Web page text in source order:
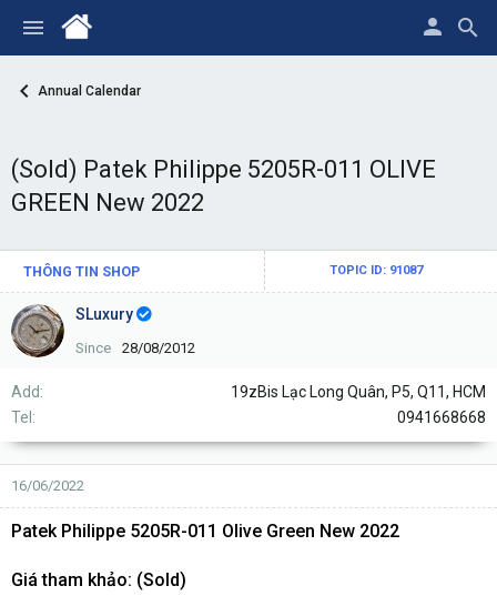
Annual Calendar
(Sold) Patek Philippe 5205R-011 OLIVE
GREEN New 2022
THÔNG TIN SHOP TOPIC ID: 91087
SLuxury
Since 28/08/2012
Add
19zBis Lạc Long Quân, P5, Q11, HCM
Tel
0941668668
16/06/2022
Patek Philippe 5205R-011 Olive Green New 2022
Giá tham khảo: (Sold)